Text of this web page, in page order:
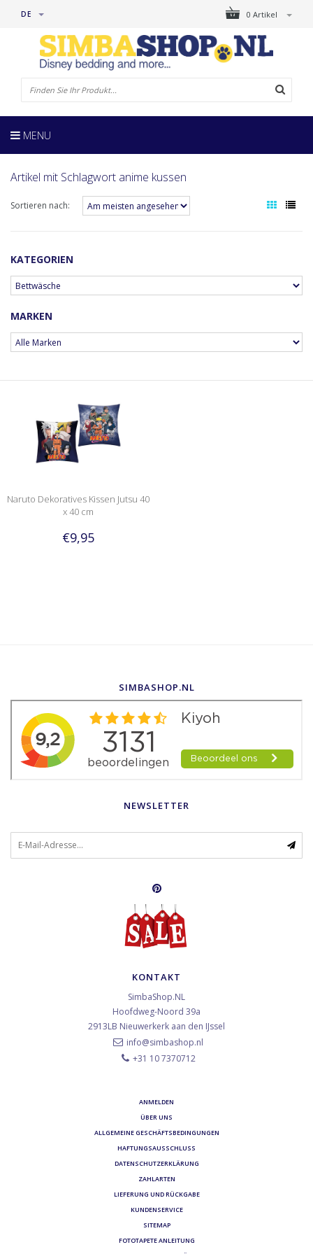
0 Artikel
DE
MENU
Artikel mit Schlagwort anime kussen
Sortieren nach:
KATEGORIEN
MARKEN
Naruto Dekoratives Kissen Jutsu 40
x 40 cm
€9,95
SIMBASHOP.NL
NEWSLETTER
KONTAKT
SimbaShop.NL
Hoofdweg-Noord 39a
2913LB Nieuwerkerk aan den IJssel
info@simbashop.nl
+31 10 7370712
ANMELDEN
ÜBER UNS
ALLGEMEINE GESCHÄFTSBEDINGUNGEN
HAFTUNGSAUSSCHLUSS
DATENSCHUTZERKLÄRUNG
ZAHLARTEN
LIEFERUNG UND RÜCKGABE
KUNDENSERVICE
SITEMAP
FOTOTAPETE ANLEITUNG